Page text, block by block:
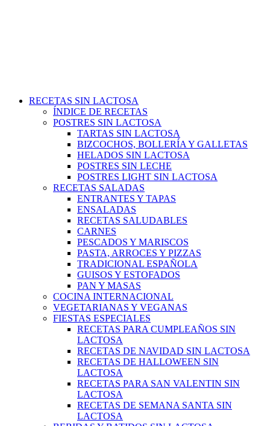
RECETAS SIN LACTOSA
ÍNDICE DE RECETAS
POSTRES SIN LACTOSA
TARTAS SIN LACTOSA
BIZCOCHOS, BOLLERÍA Y GALLETAS
HELADOS SIN LACTOSA
POSTRES SIN LECHE
POSTRES LIGHT SIN LACTOSA
RECETAS SALADAS
ENTRANTES Y TAPAS
ENSALADAS
RECETAS SALUDABLES
CARNES
PESCADOS Y MARISCOS
PASTA, ARROCES Y PIZZAS
TRADICIONAL ESPAÑOLA
GUISOS Y ESTOFADOS
PAN Y MASAS
COCINA INTERNACIONAL
VEGETARIANAS Y VEGANAS
FIESTAS ESPECIALES
RECETAS PARA CUMPLEAÑOS SIN
LACTOSA
RECETAS DE NAVIDAD SIN LACTOSA
RECETAS DE HALLOWEEN SIN
LACTOSA
RECETAS PARA SAN VALENTIN SIN
LACTOSA
RECETAS DE SEMANA SANTA SIN
LACTOSA